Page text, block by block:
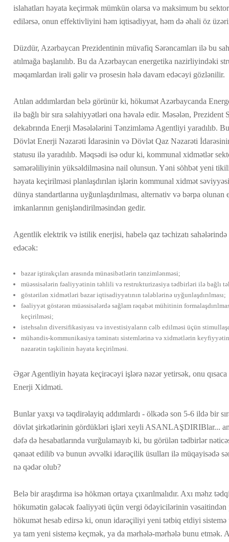
islahatları həyata keçirmək mümkün olarsa və maksimum bu
edilərsə, onun effektivliyini həm iqtisadiyyat, həm də əhali öz
Düzdür, Azərbaycan Prezidentinin müvafiq Sərəncamları ilə bu
atılmağa başlanılıb. Bu da Azərbaycan energetika nazirliyindəki
məqamlardan irəli gəlir və prosesin hələ davam edəcəyi gözlənilir.
Atılan addımlardan belə görünür ki, hökumət Azərbaycanda
ilə bağlı bir sıra səlahiyyətləri ona həvalə edir. Məsələn, Prezident
dekabrında Enerji Məsələlərini Tənzimləmə Agentliyi yaradılıb.
Dövlət Enerji Nəzarəti İdarəsinin və Dövlət Qaz Nəzarəti
statusu ilə yaradılıb. Məqsədi isə odur ki, kommunal xidmətlər
səmərəliliyinin yüksəldilməsinə nail olunsun. Yəni söhbət yeni
həyata keçirilməsi planlaşdırılan işlərin kommunal xidmət
dünya standartlarına uyğunlaşdırılması, alternativ və bərpa
imkanlarının genişləndirilməsindən gedir.
Agentlik elektrik və istilik enerjisi, habelə qaz təchizatı
edəcək:
bazar iştirakçıları arasında münasibətlərin tənzimlənməsi;
müəssisələrin fəaliyyətinin təhlili və restrukturizasiya tədbirləri ilə bağlı
göstərilən xidmətləri bazar iqtisadiyyatının tələblərinə uyğunlaşdırılması;
fəaliyyət göstərən müəssisələrdə sağlam rəqabət mühitinin
keçirilməsi;
istehsalın diversifikasiyası və investisiyaların cəlb edilməsi üçün
mühəndis-kommunikasiya təminatı sistemlərinə və xidmətlərin
nəzarətin təşkilinin həyata keçirilməsi.
Əgər Agentliyin həyata keçirəcəyi işlərə nəzər yetirsək, onu
Enerji Xidməti.
Bunlar yaxşı və təqdirəlayiq addımlardı - ölkədə son 5-6 ildə bir
dövlət şirkətlərinin gördükləri işləri xeyli ASANLAŞDIRIBlar...
dəfə də hesabatlarında vurğulamayıb ki, bu görülən tədbirlər
qənaət edilib və bunun əvvəlki idarəçilik üsulları ilə müqayisədə
nə qədər olub?
Belə bir araşdırma isə hökmən ortaya çıxarılmalıdır. Axı məhz
hökumətin gələcək fəaliyyəti üçün vergi ödəyicilərinin vəsaitindən
hökumət hesab edirsə ki, onun idarəçiliyi yeni tətbiq etdiyi
ya tam yeni sistemə keçmək, ya da mərhələ-mərhələ bunu etmək.